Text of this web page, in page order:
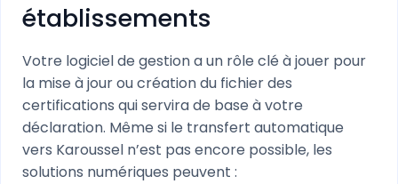
établissements
Votre logiciel de gestion a un rôle clé à jouer pour
la mise à jour ou création du fichier des
certifications qui servira de base à votre
déclaration. Même si le transfert automatique
vers Karoussel n’est pas encore possible, les
solutions numériques peuvent :